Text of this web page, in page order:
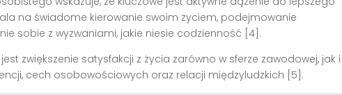
na świadome kierowanie swoim życiem, podejmowanie
sobie z wyzwaniami, jakie niesie codzienność [4].
zwiększenie satysfakcji z życia zarówno w sferze zawodowej, jak i
cech osobowościowych oraz relacji międzyludzkich [5].